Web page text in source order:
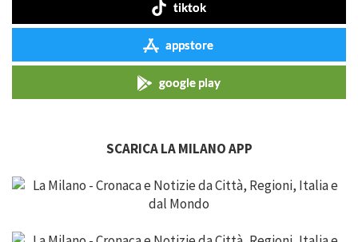
tiktok
appstore
google play
SCARICA LA MILANO APP